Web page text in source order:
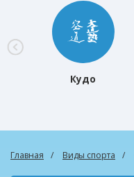
Кудо
Главная Виды спорта